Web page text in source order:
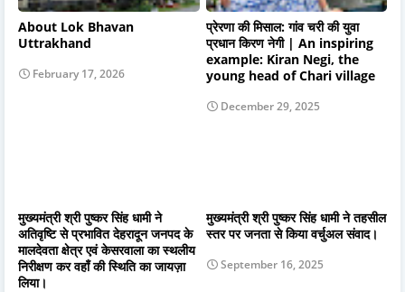
About Lok Bhavan
Uttrakhand
February 17, 2026
प्रेरणा की मिसाल: गांव चरी की युवा
प्रधान किरण नेगी | An inspiring
example: Kiran Negi, the
young head of Chari village
December 29, 2025
मुख्यमंत्री श्री पुष्कर सिंह धामी ने
अतिवृष्टि से प्रभावित देहरादून जनपद के
मालदेवता क्षेत्र एवं केसरवाला का स्थलीय
निरीक्षण कर वहाँ की स्थिति का जायज़ा
लिया।
मुख्यमंत्री श्री पुष्कर सिंह धामी ने तहसील
स्तर पर जनता से किया वर्चुअल संवाद।
September 16, 2025